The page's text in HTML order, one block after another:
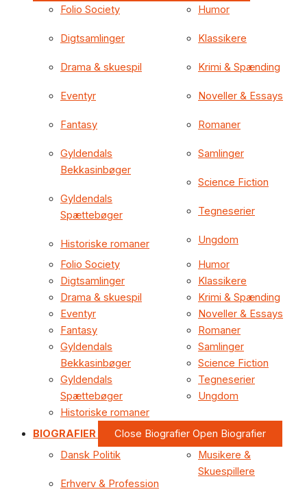
Folio Society
Digtsamlinger
Drama & skuespil
Eventyr
Fantasy
Gyldendals
Bekkasinbøger
Gyldendals
Spættebøger
Historiske romaner
Humor
Klassikere
Krimi & Spænding
Noveller & Essays
Romaner
Samlinger
Science Fiction
Tegneserier
Ungdom
Folio Society
Digtsamlinger
Drama & skuespil
Eventyr
Fantasy
Gyldendals
Bekkasinbøger
Gyldendals
Spættebøger
Historiske romaner
Humor
Klassikere
Krimi & Spænding
Noveller & Essays
Romaner
Samlinger
Science Fiction
Tegneserier
Ungdom
BIOGRAFIER Close Biografier Open Biografier
Dansk Politik
Erhverv & Profession
Musikere &
Skuespillere